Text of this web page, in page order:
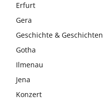
Erfurt
Gera
Geschichte & Geschichten
Gotha
Ilmenau
Jena
Konzert